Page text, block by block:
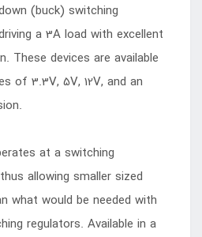
(buck) switching
a 3A load with excellent
These devices are available
of 3.3V, 5V, 12V, and an
at a switching
allowing smaller sized
what would be needed with
regulators. Available in a